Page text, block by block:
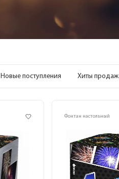
Новые поступления Хиты продаж
Фонтан настольный